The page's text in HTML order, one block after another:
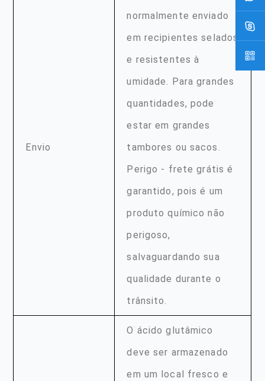
Envio
normalmente enviado
em recipientes selados
e resistentes à
umidade. Para grandes
quantidades, pode
estar em grandes
tambores ou sacos.
Perigo - frete grátis é
garantido, pois é um
produto químico não
perigoso,
salvaguardando sua
qualidade durante o
trânsito.
O ácido glutâmico
deve ser armazenado
em um local fresco e